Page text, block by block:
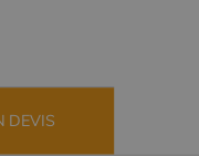
DEVIS